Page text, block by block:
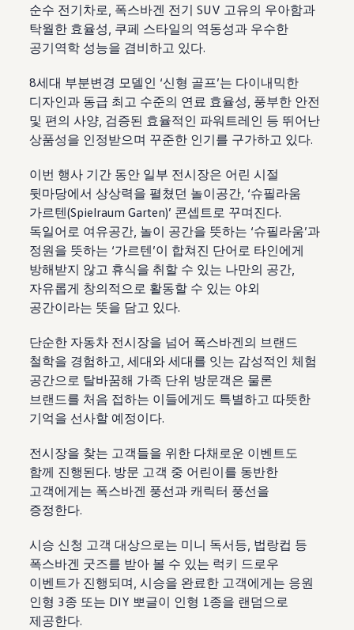
순수 전기차로, 폭스바겐 전기 SUV 고유의 우아함과
탁월한 효율성, 쿠페 스타일의 역동성과 우수한
공기역학 성능을 겸비하고 있다.
8세대 부분변경 모델인 ‘신형 골프’는 다이내믹한
디자인과 동급 최고 수준의 연료 효율성, 풍부한 안전
및 편의 사양, 검증된 효율적인 파워트레인 등 뛰어난
상품성을 인정받으며 꾸준한 인기를 구가하고 있다.
이번 행사 기간 동안 일부 전시장은 어린 시절
뒷마당에서 상상력을 펼쳤던 놀이공간, ‘슈필라움
가르텐(Spielraum Garten)’ 콘셉트로 꾸며진다.
독일어로 여유공간, 놀이 공간을 뜻하는 ‘슈필라움’과
정원을 뜻하는 ‘가르텐’이 합쳐진 단어로 타인에게
방해받지 않고 휴식을 취할 수 있는 나만의 공간,
자유롭게 창의적으로 활동할 수 있는 야외
공간이라는 뜻을 담고 있다.
단순한 자동차 전시장을 넘어 폭스바겐의 브랜드
철학을 경험하고, 세대와 세대를 잇는 감성적인 체험
공간으로 탈바꿈해 가족 단위 방문객은 물론
브랜드를 처음 접하는 이들에게도 특별하고 따뜻한
기억을 선사할 예정이다.
전시장을 찾는 고객들을 위한 다채로운 이벤트도
함께 진행된다. 방문 고객 중 어린이를 동반한
고객에게는 폭스바겐 풍선과 캐릭터 풍선을
증정한다.
시승 신청 고객 대상으로는 미니 독서등, 법랑컵 등
폭스바겐 굿즈를 받아 볼 수 있는 럭키 드로우
이벤트가 진행되며, 시승을 완료한 고객에게는 응원
인형 3종 또는 DIY 뽀글이 인형 1종을 랜덤으로
제공한다.